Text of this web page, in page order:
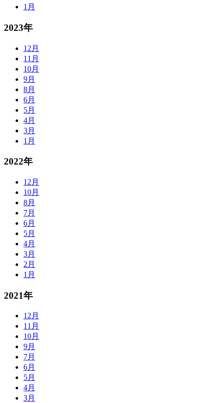
1月
2023年
12月
11月
10月
9月
8月
6月
5月
4月
3月
1月
2022年
12月
10月
8月
7月
6月
5月
4月
3月
2月
1月
2021年
12月
11月
10月
9月
7月
6月
5月
4月
3月